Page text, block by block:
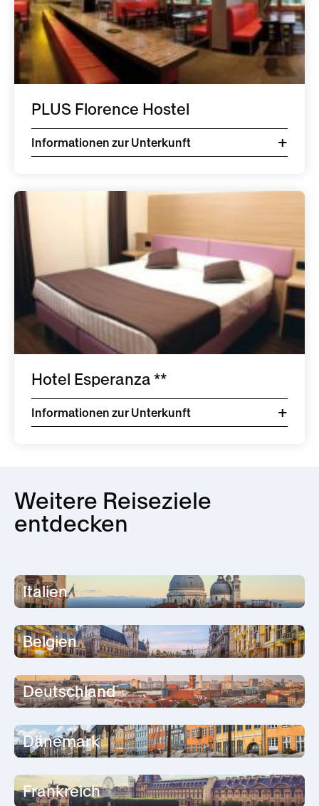
PLUS Florence Hostel
Informationen zur Unterkunft
Hotel Esperanza **
Informationen zur Unterkunft
Weitere Reiseziele
entdecken
Italien
Belgien
Deutschland
Dänemark
Frankreich